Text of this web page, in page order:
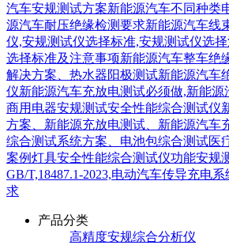
汽车安规测试方案新能源汽车不同种类
源汽车耐压绝缘检测要求新能源汽车线
仪,安规测试仪选择标准,安规测试仪选
选择标准及注意事项新能源汽车整车绝
解决方案、热水器阳极测试新能源汽车
仪新能源汽车充放电测试必须做,新能源
商用电器安规测试安全性能综合测试仪
方案、新能源充放电测试、新能源汽车
综合测试系统方案、电池包综合测试医
案例灯具安全性能综合测试仪功能安规
GB/T,18487.1-2023,电动汽车传导充电
求
产品分类
高精度安规综合分析仪